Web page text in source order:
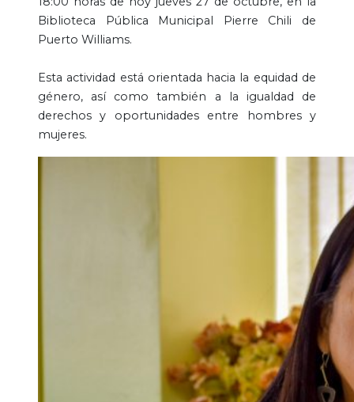
Biblioteca Pública Municipal Pierre Chili de
Puerto Williams.
Esta actividad está orientada hacia la equidad de
género, así como también a la igualdad de
derechos y oportunidades entre hombres y
mujeres.